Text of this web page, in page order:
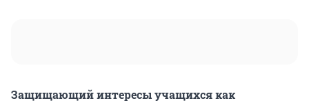
Защищающий интересы учащихся как